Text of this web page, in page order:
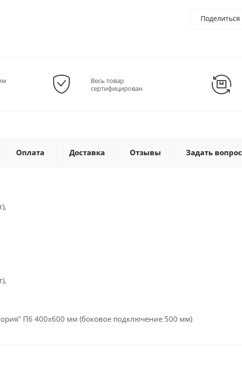
Поделиться
Весь товар
сертифицирован
Оплата Доставка Отзывы Задать вопрос
П6 400х600 мм (боковое подключение 500 мм)